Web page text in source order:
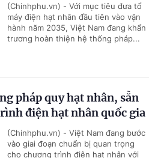
(Chinhphu.vn) - Với mục tiêu đưa tổ
máy điện hạt nhân đầu tiên vào vận
hành năm 2035, Việt Nam đang khẩn
trương hoàn thiện hệ thống pháp...
pháp quy hạt nhân, sẵn
điện hạt nhân quốc gia
(Chinhphu.vn) - Việt Nam đang bước
vào giai đoạn chuẩn bị quan trọng
cho chương trình điện hạt nhân với